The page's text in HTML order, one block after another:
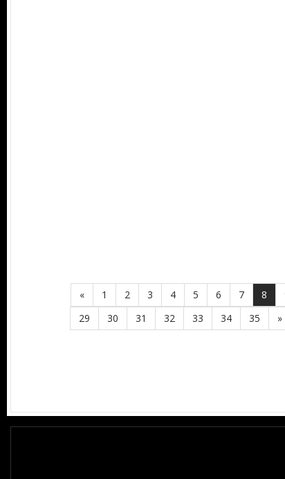
« 1 2 3 4 5 6 7 8
29
30 31 32 33 34 35 »